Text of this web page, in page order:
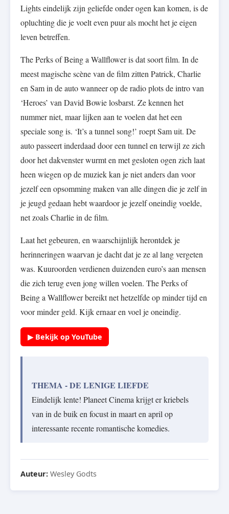
Lights eindelijk zijn geliefde onder ogen kan komen, is de
opluchting die je voelt even puur als mocht het je eigen
leven betreffen.
The Perks of Being a Wallflower is dat soort film. In de
meest magische scène van de film zitten Patrick, Charlie
en Sam in de auto wanneer op de radio plots de intro van
‘Heroes’ van David Bowie losbarst. Ze kennen het
nummer niet, maar lijken aan te voelen dat het een
speciale song is. ‘It’s a tunnel song!’ roept Sam uit. De
auto passeert inderdaad door een tunnel en terwijl ze zich
door het dakvenster wurmt en met gesloten ogen zich laat
heen wiegen op de muziek kan je niet anders dan voor
jezelf een opsomming maken van alle dingen die je zelf in
je jeugd gedaan hebt waardoor je jezelf oneindig voelde,
net zoals Charlie in de film.
Laat het gebeuren, en waarschijnlijk herontdek je
herinneringen waarvan je dacht dat je ze al lang vergeten
was. Kuuroorden verdienen duizenden euro’s aan mensen
die zich terug even jong willen voelen. The Perks of
Being a Wallflower bereikt net hetzelfde op minder tijd en
voor minder geld. Kijk ernaar en voel je oneindig.
▶ Bekijk op YouTube
THEMA - DE LENIGE LIEFDE
Eindelijk lente! Planeet Cinema krijgt er kriebels
van in de buik en focust in maart en april op
interessante recente romantische komedies.
Auteur: Wesley Godts